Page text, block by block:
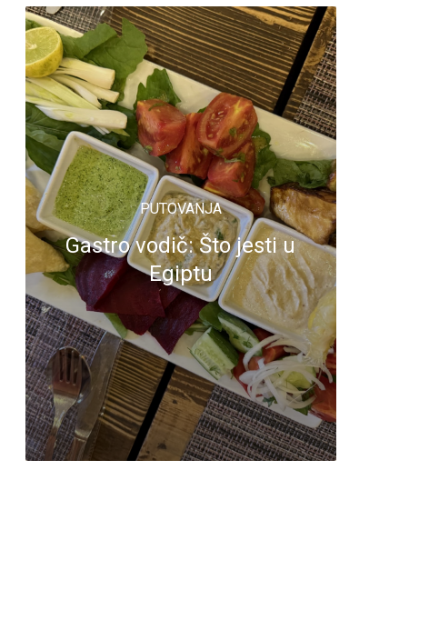
PUTOVANJA
Gastro vodič: Što jesti u
Egiptu